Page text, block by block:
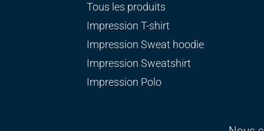
Tous les produits
Impression T-shirt
Impression Sweat hoodie
Impression Sweatshirt
Impression Polo